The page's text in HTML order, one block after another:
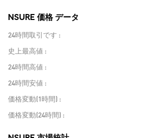
NSURE 価格 データ
24時間取引です
史上最高値
24時間高値
24時間安値
価格変動(1時間)
価格変動(24時間)